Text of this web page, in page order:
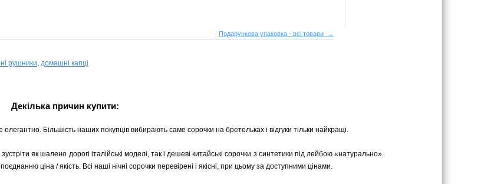
Подарункова упаковка - всі товари →
рушники, домашні капці
Декілька причин купити:
елегантно. Більшість наших покупців вибирають саме сорочки на бретельках і відгуки тільки найкращі.
як шалено дорогі італійські моделі, так і дешеві китайські сорочки з синтетики під лейбою «натурально».
ціна / якість. Всі наші нічні сорочки перевірені і якісні, при цьому за доступними цінами.